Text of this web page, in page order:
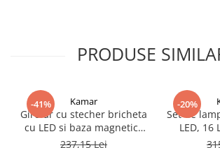
Goarne si trompete cu aer
Benzi si placi reflectorizante
Goarne / Trompete Pneumatice
Kituri Instalare Goarne
Pneumatice
PRODUSE
-41% Kamar
Girofar cu stecher bricheta
cu LED si baza magnetica
14.4 x 11.7cm, 12/24V
237,15 Lei
-20%
Set de
LED, 16
13pini,